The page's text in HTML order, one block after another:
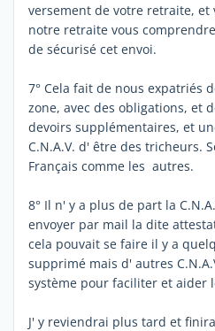
versement de votre retraite, et
notre retraite vous
de sécurisé cet envoi.
7° Cela fait de nous expatriés
zone, avec des obligations, et
devoirs supplémentaires, et
C.N.A.V. d' être des tricheurs.
Français comme les autres.
8° Il n' y a plus de part la
envoyer par mail la dite
cela pouvait se faire il y a
supprimé mais d' autres
système pour faciliter et aider
J' y reviendrai plus tard et